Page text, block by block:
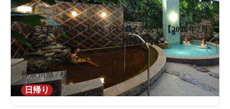
横浜天然温泉SPA EAS（スパ イアス）【2026年7月
28日(火)リノベーションオープン！】
★★★★★4.71433件の口コミ
神奈川県 / 横浜 / 横浜駅470m
日帰り